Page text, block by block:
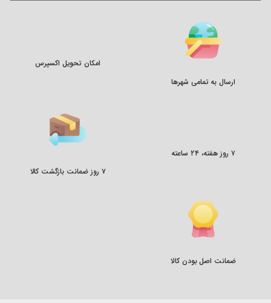
ارسال به تمامی شهرها
امکان تحویل اکسپرس
۷ روز هفته، ۲۴ ساعته
۷ روز ضمانت بازگشت کالا
ضمانت اصل بودن کالا